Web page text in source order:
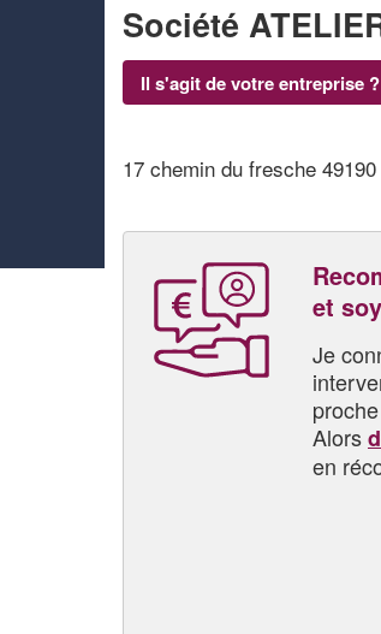
Société
Il s'agit de votre entreprise ?
17 chemin du fresche
et
Je
Alors
en